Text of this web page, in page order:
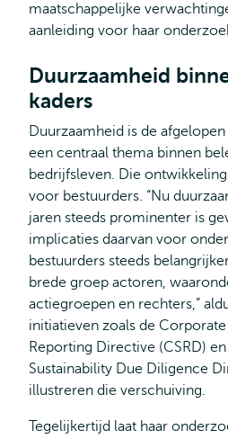
maatschappelijke
aanleiding voor haar
Duurzaamheid
kaders
Duurzaamheid is de
een centraal thema binnen
bedrijfsleven. Die
voor bestuurders. “Nu
jaren steeds prominenter is
implicaties daarvan voor
bestuurders steeds
brede groep actoren,
actiegroepen en rechters,”
initiatieven zoals de
Reporting Directive (CSRD)
Sustainability Due Diligence
illustreren die verschuiving.
Tegelijkertijd laat haar